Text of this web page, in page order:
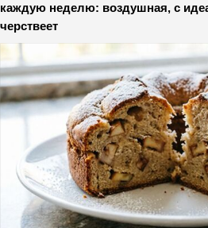
каждую неделю: воздушная, с
черствеет